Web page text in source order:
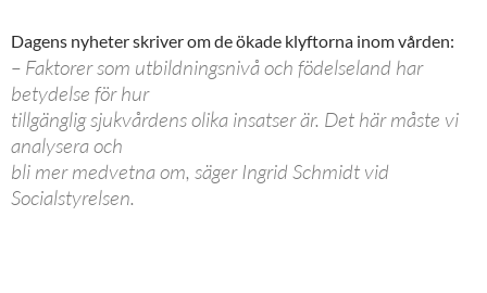
Dagens nyheter skriver om de ökade klyftorna inom vården:
– Faktorer som utbildningsnivå och födelseland har
betydelse för hur
tillgänglig sjukvårdens olika insatser är. Det här måste vi
analysera och
bli mer medvetna om, säger Ingrid Schmidt vid
Socialstyrelsen.